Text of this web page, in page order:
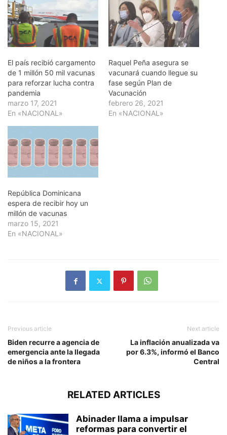
El país recibió cargamento
de 1 millón 50 mil vacunas
para reforzar lucha contra
pandemia
marzo 17, 2021
En «NACIONAL»
Raquel Peña asegura se
vacunará cuando llegue su
fase según Plan de
Vacunación
febrero 26, 2021
En «NACIONAL»
Repúbli­ca Dominicana
espera de recibir hoy un
millón de vacunas
marzo 15, 2021
En «NACIONAL»
Previous article
Biden recurre a agencia de
emergencia ante la llegada
de niños a la frontera
Next article
La inflación anualizada va
por 6.3%, informó el Banco
Central
RELATED ARTICLES
Abinader llama a impulsar
reformas para convertir el